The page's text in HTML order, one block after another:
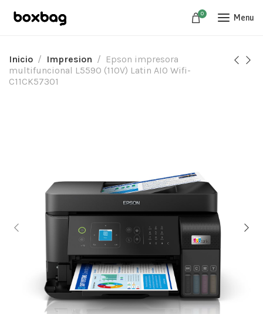
0 Menu
Inicio Impresion
Epson impresora
multifuncional L5590 (110V) Latin AIO Wifi-
C11CK57301